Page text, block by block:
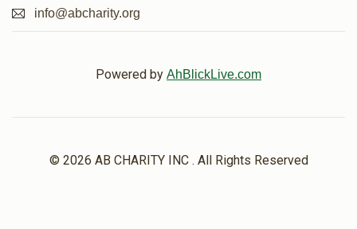
info@abcharity.org
Powered by AhBlickLive.com
© 2026 AB CHARITY INC . All Rights Reserved